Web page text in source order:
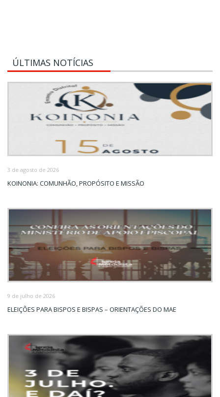
ÚLTIMAS NOTÍCIAS
3 de agosto de 2026
KOINONIA: COMUNHÃO, PROPÓSITO E MISSÃO
9 de julho de 2026
ELEIÇÕES PARA BISPOS E BISPAS – ORIENTAÇÕES DO MAE